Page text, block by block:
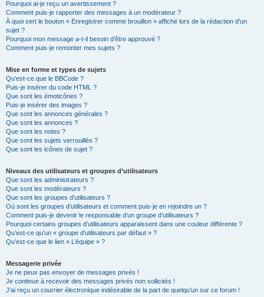
Pourquoi ai-je reçu un avertissement ?
Comment puis-je rapporter des messages à un modérateur ?
À quoi sert le bouton « Enregistrer comme brouillon » affiché lors de la rédaction d’un
sujet ?
Pourquoi mon message a-t-il besoin d’être approuvé ?
Comment puis-je remonter mes sujets ?
Mise en forme et types de sujets
Qu’est-ce que le BBCode ?
Puis-je insérer du code HTML ?
Que sont les émoticônes ?
Puis-je insérer des images ?
Que sont les annonces générales ?
Que sont les annonces ?
Que sont les notes ?
Que sont les sujets verrouillés ?
Que sont les icônes de sujet ?
Niveaux des utilisateurs et groupes d’utilisateurs
Que sont les administrateurs ?
Que sont les modérateurs ?
Que sont les groupes d’utilisateurs ?
Où sont les groupes d’utilisateurs et comment puis-je en rejoindre un ?
Comment puis-je devenir le responsable d’un groupe d’utilisateurs ?
Pourquoi certains groupes d’utilisateurs apparaissent dans une couleur différente ?
Qu’est-ce qu’un « groupe d’utilisateurs par défaut » ?
Qu’est-ce que le lien « L’équipe » ?
Messagerie privée
Je ne peux pas envoyer de messages privés !
Je continue à recevoir des messages privés non sollicités !
J’ai reçu un courrier électronique indésirable de la part de quelqu’un sur ce forum !